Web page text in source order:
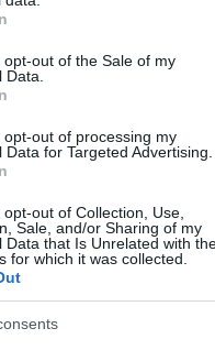
consent to Google and its
for below specified purposes
opt-out of the Sale of my
Data.
opt-out of processing my
Data for Targeted Advertising.
out of Collection, Use,
Sale, and/or Sharing of my
Data that Is Unrelated with
for which it was collected.
desafíos, la comunidad
como la
el Dr. Bross, reflejan un
y el respeto por el
busca ser un hito
que conecte a
circundante y la
el futuro ideal?